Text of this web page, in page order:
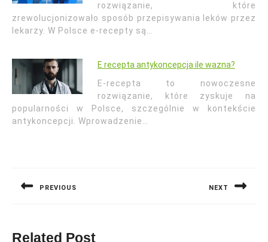
rozwiązanie, które
zrewolucjonizowało sposób przepisywania leków przez
lekarzy. W Polsce e-recepty są…
E recepta antykoncepcja ile wazna?
E-recepta to nowoczesne
rozwiązanie, które zyskuje na
popularności w Polsce, szczególnie w kontekście
antykoncepcji. Wprowadzenie…
PREVIOUS NEXT
Related Post